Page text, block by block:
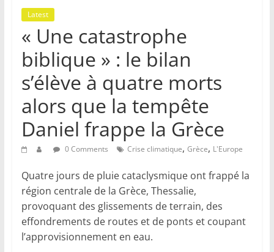
Latest
« Une catastrophe
biblique » : le bilan
s’élève à quatre morts
alors que la tempête
Daniel frappe la Grèce
0 Comments Crise climatique, Grèce, L'Europe
Quatre jours de pluie cataclysmique ont frappé la
région centrale de la Grèce, Thessalie,
provoquant des glissements de terrain, des
effondrements de routes et de ponts et coupant
l’approvisionnement en eau.